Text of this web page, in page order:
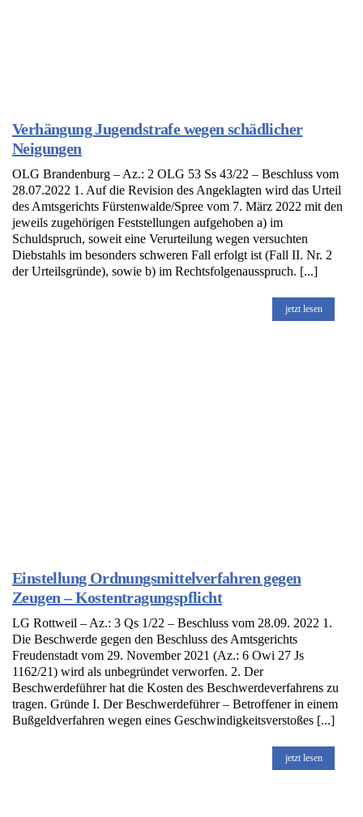
Verhängung Jugendstrafe wegen schädlicher
Neigungen
OLG Brandenburg – Az.: 2 OLG 53 Ss 43/22 – Beschluss vom
28.07.2022 1. Auf die Revision des Angeklagten wird das Urteil
des Amtsgerichts Fürstenwalde/Spree vom 7. März 2022 mit den
jeweils zugehörigen Feststellungen aufgehoben a) im
Schuldspruch, soweit eine Verurteilung wegen versuchten
Diebstahls im besonders schweren Fall erfolgt ist (Fall II. Nr. 2
der Urteilsgründe), sowie b) im Rechtsfolgenausspruch. [...]
jetzt lesen
Einstellung Ordnungsmittelverfahren gegen
Zeugen – Kostentragungspflicht
LG Rottweil – Az.: 3 Qs 1/22 – Beschluss vom 28.09. 2022 1.
Die Beschwerde gegen den Beschluss des Amtsgerichts
Freudenstadt vom 29. November 2021 (Az.: 6 Owi 27 Js
1162/21) wird als unbegründet verworfen. 2. Der
Beschwerdeführer hat die Kosten des Beschwerdeverfahrens zu
tragen. Gründe I. Der Beschwerdeführer – Betroffener in einem
Bußgeldverfahren wegen eines Geschwindigkeitsverstoßes [...]
jetzt lesen